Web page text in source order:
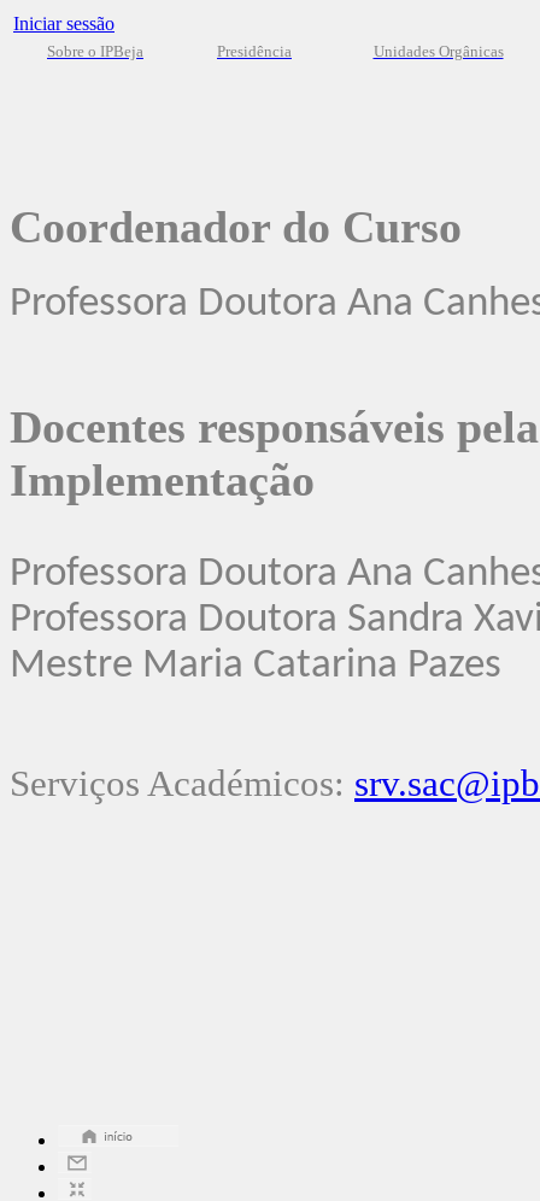
Iniciar sessão
Sobre o IPBeja Presidência Unidades Orgânicas
Coordenador do Curso
Professora Doutora Ana
Docentes responsáveis
Implementação
Professora Doutora Ana
Professora Doutora Sandra
Mestre Maria Catarina Pazes
Serviços Académicos: